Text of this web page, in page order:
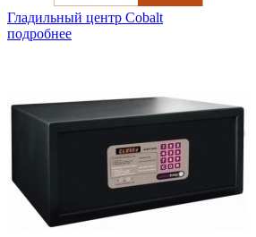
Гладильный центр Cobalt
подробнее